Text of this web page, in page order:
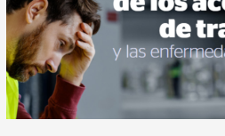
de
accidentes
de
trabajo